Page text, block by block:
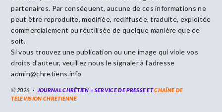
partenaires. Par conséquent, aucune de ces informations ne
peut être reproduite, modifiée, rediffusée, traduite, exploitée
commercialement ou réutilisée de quelque manière que ce
soit.
Si vous trouvez une publication ou une image qui viole vos
droits d’auteur, veuillez nous le signaler à l’adresse
admin@chretiens.info
© 2026 JOURNAL CHRÉTIEN = SERVICE DE PRESSE ETCHAÎNE DE
TELEVISION CHRETIENNE